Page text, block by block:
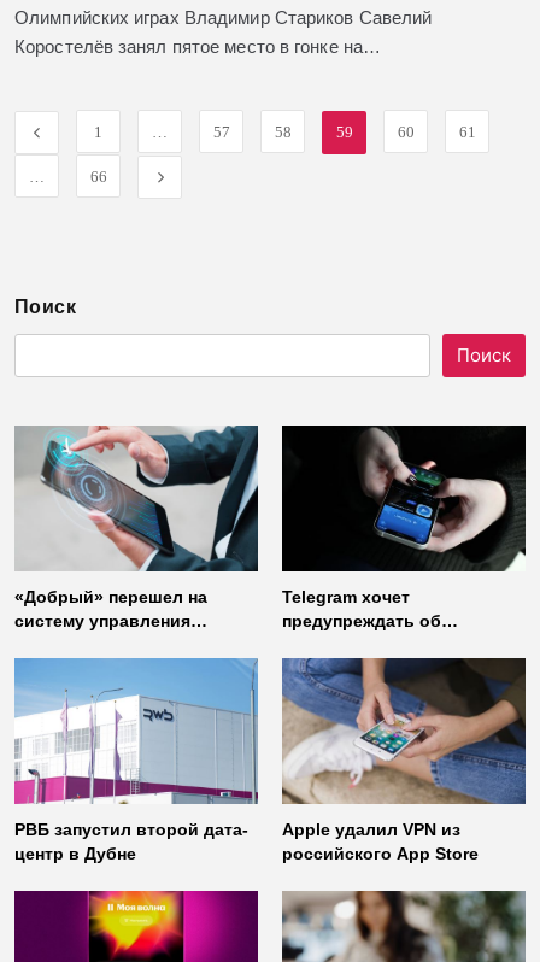
Олимпийских играх Владимир Стариков Савелий
Коростелёв занял пятое место в гонке на…
1 57 58 59 60 61
66
Поиск
Поиск
«Добрый» перешел на
систему управления
Telegram хочет
предупреждать об
неофициальных клиентов
мессенджера
РВБ запустил второй дата-
центр в Дубне
Apple удалил VPN из
российского App Store